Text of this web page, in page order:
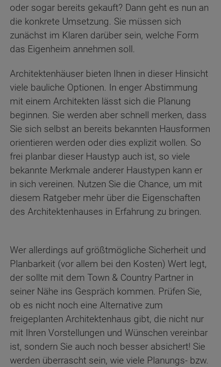
oder sogar bereits gekauft? Dann geht es nun an
die konkrete Umsetzung. Sie müssen sich
zunächst im Klaren darüber sein, welche Form
das Eigenheim annehmen soll.
Architektenhäuser bieten Ihnen in dieser Hinsicht
viele bauliche Optionen. In enger Abstimmung
mit einem Architekten lässt sich die Planung
beginnen. Sie werden aber schnell merken, dass
Sie sich selbst an bereits bekannten Hausformen
orientieren werden oder dies explizit wollen. So
frei planbar dieser Haustyp auch ist, so viele
bekannte Merkmale anderer Haustypen kann er
in sich vereinen. Nutzen Sie die Chance, um mit
diesem Ratgeber mehr über die Eigenschaften
des Architektenhauses in Erfahrung zu bringen.
Wer allerdings auf größtmögliche Sicherheit und
Planbarkeit (vor allem bei den Kosten) Wert legt,
der sollte mit dem Town & Country Partner in
seiner Nähe ins Gespräch kommen. Prüfen Sie,
ob es nicht noch eine Alternative zum
freigeplanten Architektenhaus gibt, die nicht nur
mit Ihren Vorstellungen und Wünschen vereinbar
ist, sondern Sie auch noch besser absichert! Sie
werden überrascht sein, wie viele Planungs- bzw.